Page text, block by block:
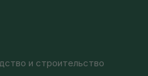
и строительство